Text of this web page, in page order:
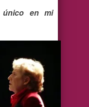
único en mi